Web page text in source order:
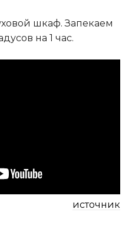
шкаф. Запекаем
на 1 час.
источник